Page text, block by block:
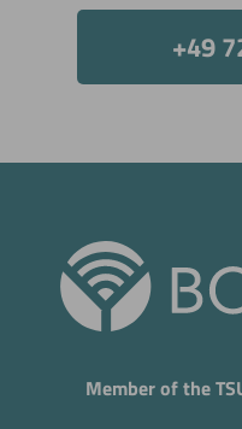
+49
Member of the